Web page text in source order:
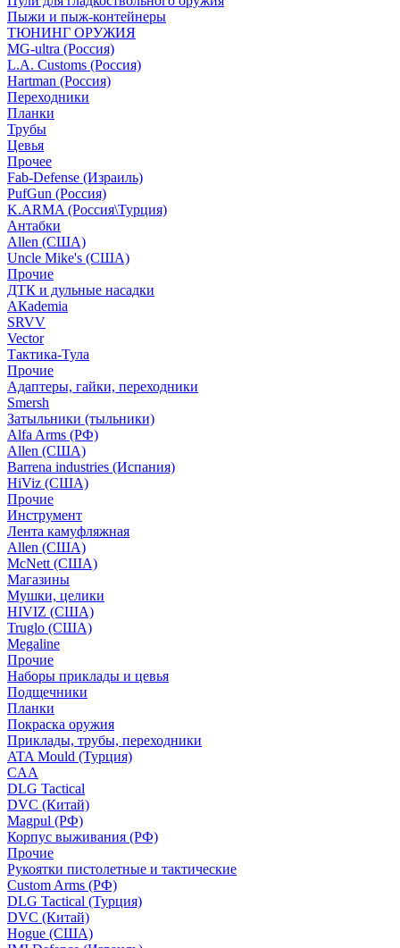
Пыжи и пыж-контейнеры
ТЮНИНГ ОРУЖИЯ
MG-ultra (Россия)
L.A. Customs (Россия)
Hartman (Россия)
Переходники
Планки
Трубы
Цевья
Прочее
Fab-Defense (Израиль)
PufGun (Россия)
K.ARMA (Россия\Турция)
Антабки
Allen (США)
Uncle Mike's (США)
Прочие
ДТК и дульные насадки
АКademia
SRVV
Vector
Тактика-Тула
Прочие
Адаптеры, гайки, переходники
Smersh
Затыльники (тыльники)
Alfa Arms (РФ)
Allen (США)
Barrena industries (Испания)
HiViz (США)
Прочие
Инструмент
Лента камуфляжная
Allen (США)
McNett (США)
Магазины
Мушки, целики
HIVIZ (США)
Truglo (США)
Megaline
Прочие
Наборы приклады и цевья
Подщечники
Планки
Покраска оружия
Приклады, трубы, переходники
ATA Mould (Турция)
CAA
DLG Tactical
DVC (Китай)
Magpul (РФ)
Корпус выживания (РФ)
Прочие
Рукоятки пистолетные и тактические
Custom Arms (РФ)
DLG Tactical (Турция)
DVC (Китай)
Hogue (США)